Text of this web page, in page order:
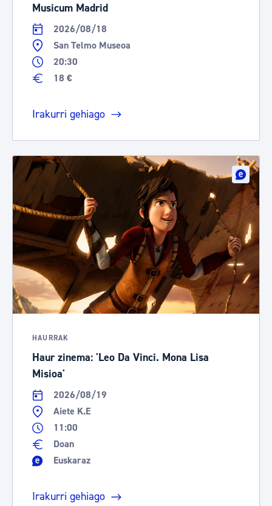
Musicum Madrid
2026/08/18
San Telmo Museoa
20:30
18 €
Irakurri gehiago
HAURRAK
Haur zinema: 'Leo Da Vinci. Mona Lisa
Misioa'
2026/08/19
Aiete K.E
11:00
Doan
Euskaraz
Irakurri gehiago